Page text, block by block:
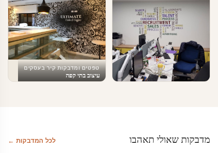
טפטים ומדבקות קיר בעסקים
עיצוב בתי קפה
מדבקות שאולי תאהבו לכל המדבקות ←